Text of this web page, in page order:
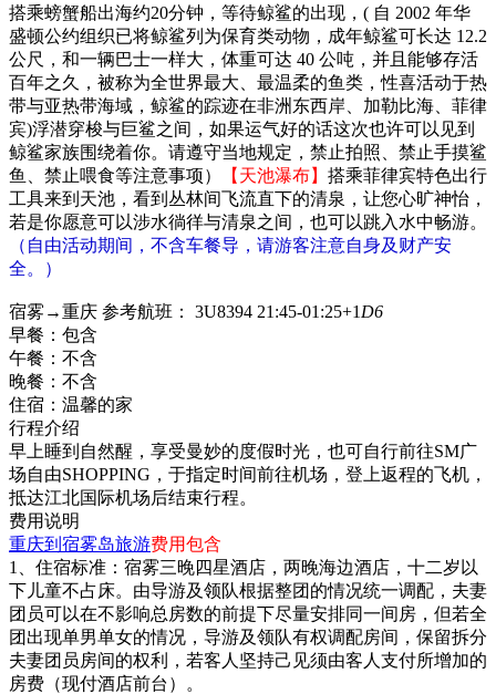
搭乘螃蟹船出海约20分钟，等待鲸鲨的出现，( 自 2002 年华
盛顿公约组织已将鲸鲨列为保育类动物，成年鲸鲨可长达 12.2
公尺，和一辆巴士一样大，体重可达 40 公吨，并且能够存活
百年之久，被称为全世界最大、最温柔的鱼类，性喜活动于热
带与亚热带海域，鲸鲨的踪迹在非洲东西岸、加勒比海、菲律
宾)浮潜穿梭与巨鲨之间，如果运气好的话这次也许可以见到
鲸鲨家族围绕着你。请遵守当地规定，禁止拍照、禁止手摸鲨
鱼、禁止喂食等注意事项）
【天池瀑布】 搭乘菲律宾特色出行
工具来到天池，看到丛林间飞流直下的清泉，让您心旷神怡，
若是你愿意可以涉水徜徉与清泉之间，也可以跳入水中畅游。
（自由活动期间，不含车餐导，请游客注意自身及财产安
全。）
宿雾→重庆 参考航班： 3U8394 21:45-01:25+1 D6
早餐： 包含
午餐： 不含
晚餐： 不含
住宿： 温馨的家
行程介绍
早上睡到自然醒，享受曼妙的度假时光，也可自行前往SM广
场自由SHOPPING，于指定时间前往机场，登上返程的飞机，
抵达江北国际机场后结束行程。
费用说明
重庆到宿雾岛旅游费用包含
1、住宿标准：宿雾三晚四星酒店，两晚海边酒店，十二岁以
下儿童不占床。由导游及领队根据整团的情况统一调配，夫妻
团员可以在不影响总房数的前提下尽量安排同一间房，但若全
团出现单男单女的情况，导游及领队有权调配房间，保留拆分
夫妻团员房间的权利，若客人坚持己见须由客人支付所增加的
房费（现付酒店前台）。